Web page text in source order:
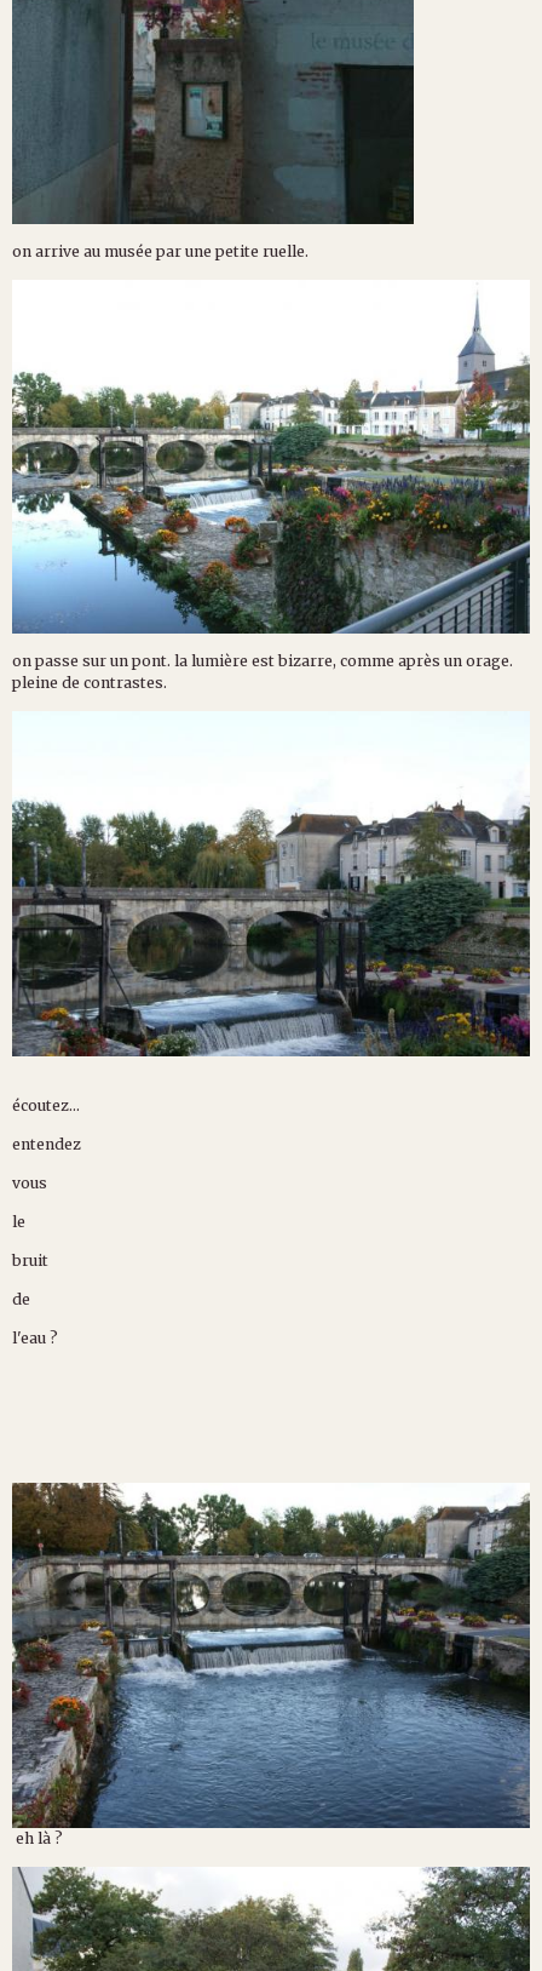
on arrive au musée par une petite ruelle.
on passe sur un pont. la lumière est bizarre, comme après un orage.
pleine de contrastes.
écoutez...
entendez
vous
le
bruit
de
l'eau ?
eh là ?